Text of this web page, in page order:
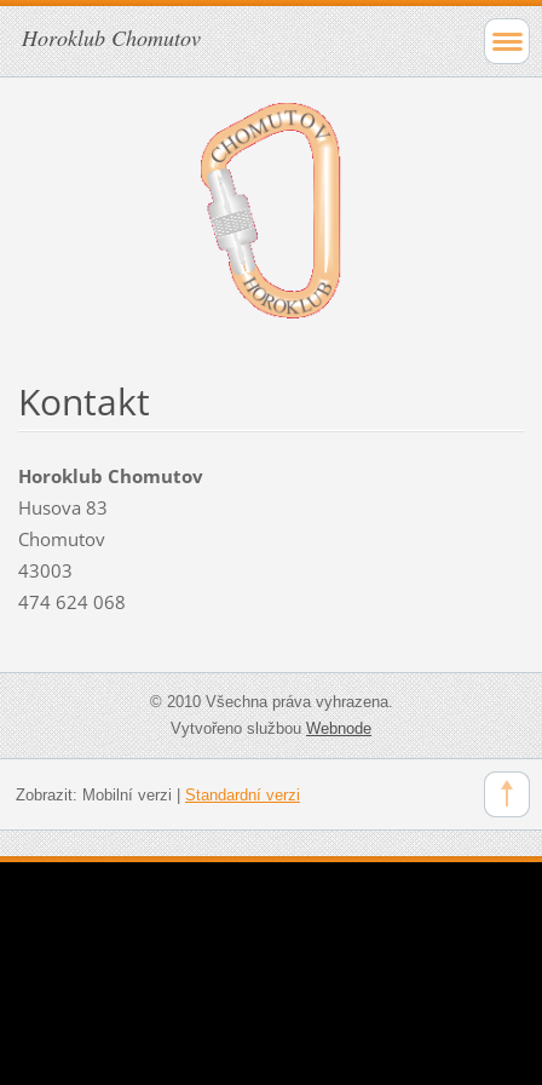
Horoklub Chomutov
Kontakt
Horoklub Chomutov
Husova 83
Chomutov
43003
474 624 068
© 2010 Všechna práva vyhrazena.
Vytvořeno službouWebnode
Zobrazit: Mobilní verzi Standardní verzi